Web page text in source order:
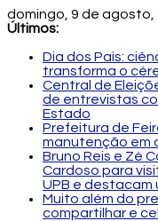
domingo, 9 de agosto,
Últimos:
Dia dos Pais:
transforma o
Central de
de entrevistas
Estado
Prefeitura de
manutenção em
Bruno Reis e Zé
Cardoso para
UPB e destacam
Muito além do
compartilhar e